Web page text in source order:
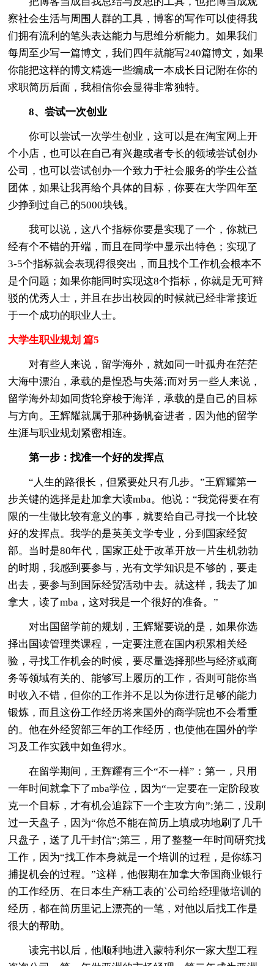
察社会生活与周围人群的工具，博客的写作可以使得我
们拥有流利的笔头表达能力与思维分析能力。如果我们
每周至少写一篇博文，我们四年就能写240篇博文，如果
你能把这样的博文精选一些编成一本成长日记附在你的
求职简历后面，我相信你会显得非常独特。
8、尝试一次创业
你可以尝试一次学生创业，这可以是在淘宝网上开
个小店，也可以在自己有兴趣或者专长的领域尝试创办
公司，也可以尝试创办一个致力于社会服务的学生公益
团体，如果让我再给个具体的目标，你要在大学四年至
少挣到过自己的5000块钱。
我可以说，这八个指标你要是实现了一个，你就已
经有个不错的开端，而且在同学中显示出特色；实现了
3-5个指标就会表现得很突出，而且找个工作机会根本不
是个问题；如果你能同时实现这8个指标，你就是无可辩
驳的优秀人士，并且在步出校园的时候就已经非常接近
于一个成功的职业人士。
大学生职业规划 篇5
对有些人来说，留学海外，就如同一叶孤舟在茫茫
大海中漂泊，承载的是惶恐与失落;而对另一些人来说，
留学海外却如同货轮穿梭于海洋，承载的是自己的目标
与方向。王辉耀就属于那种扬帆奋进者，因为他的留学
生涯与职业规划紧密相连。
第一步：找准一个好的发挥点
“人生的路很长，但紧要处只有几步。”王辉耀第一
步关键的选择是赴加拿大读mba。他说：“我觉得要在有
限的一生做比较有意义的事，就要给自己寻找一个比较
好的发挥点。我学的是英美文学专业，分到国家经贸
部。当时是80年代，国家正处于改革开放一片生机勃勃
的时期，我感到要参与，光有文学知识是不够的，要走
出去，要参与到国际经贸活动中去。就这样，我去了加
拿大，读了mba，这对我是一个很好的准备。”
对出国留学前的规划，王辉耀要说的是，如果你选
择出国读管理类课程，一定要注意在国内积累相关经
验，寻找工作机会的时候，要尽量选择那些与经济或商
务等领域有关的、能够写上履历的工作，否则可能你当
时收入不错，但你的工作并不足以为你进行足够的能力
锻炼，而且这份工作经历将来国外的商学院也不会看重
的。他在外经贸部三年的工作经历，也使他在国外的学
习及工作实践中如鱼得水。
在留学期间，王辉耀有三个“不一样”：第一，只用
一年时间就拿下了mba学位，因为“一定要在一定阶段攻
克一个目标，才有机会追踪下一个主攻方向”;第二，没刷
过一天盘子，因为“你总不能在简历上填成功地刷了几千
只盘子，送了几千封信”;第三，用了整整一年时间研究找
工作，因为“找工作本身就是一个培训的过程，是你练习
捕捉机会的过程。”这样，他假期在加拿大帝国商业银行
的工作经历、在日本生产精工表的`公司给经理做培训的
经历，都在简历里记上漂亮的一笔，对他以后找工作是
很大的帮助。
读完书以后，他顺利地进入蒙特利尔一家大型工程